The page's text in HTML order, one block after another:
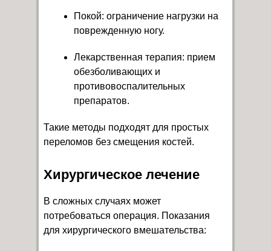
Покой: ограничение нагрузки на
поврежденную ногу.
Лекарственная терапия: прием
обезболивающих и
противовоспалительных
препаратов.
Такие методы подходят для простых
переломов без смещения костей.
Хирургическое лечение
В сложных случаях может
потребоваться операция. Показания
для хирургического вмешательства: